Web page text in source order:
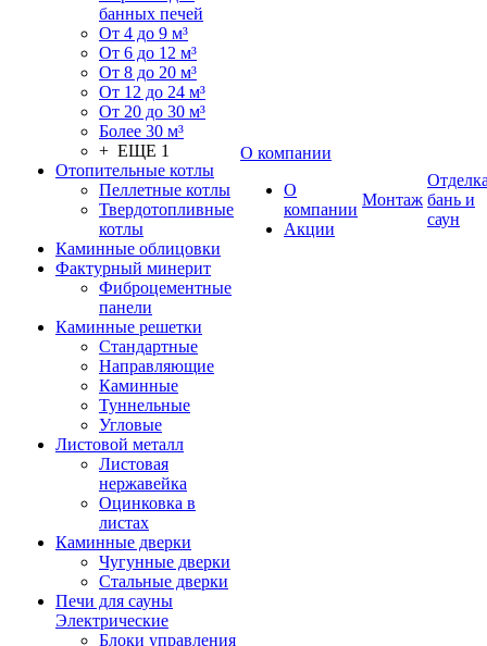
банных печей
От 4 до 9 м³
От 6 до 12 м³
От 8 до 20 м³
От 12 до 24 м³
От 20 до 30 м³
Более 30 м³
+ ЕЩЕ 1
Отопительные котлы
Пеллетные котлы
Твердотопливные
котлы
Каминные облицовки
Фактурный минерит
Фиброцементные
панели
Каминные решетки
Стандартные
Направляющие
Каминные
Туннельные
Угловые
Листовой металл
Листовая
нержавейка
Оцинковка в
листах
Каминные дверки
Чугунные дверки
Стальные дверки
Печи для сауны
Электрические
Блоки управления
О компании
О
компании
Акции
Монтаж бань и
саун